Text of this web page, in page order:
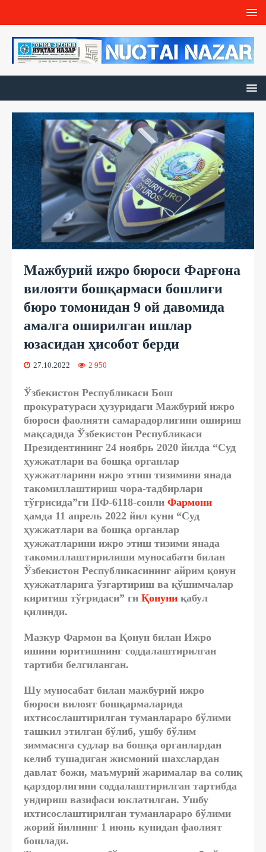
Мажбурий ижро бюроси Фарғона
вилояти бошқармаси бошлиғи
бюро томонидан 9 ой давомида
амалга оширилган ишлар
юзасидан ҳисобот берди
27.10.2022 2 950
Ўзбекистон Республикаси Бош
прокуратураси ҳузуридаги Мажбурий ижро
бюроси фаолияти самарадорлигини ошириш
мақсадида Ўзбекистон Республикаси
Президентининг 24 ноябрь 2020 йилда “Суд
ҳужжатлари ва бошқа органлар
ҳужжатларини ижро этиш тизимини янада
такомиллаштириш чора-тадбирлари
тўғрисида”ги ПФ-6118-сонли Фармони
ҳамда 11 апрель 2022 йил куни “Суд
ҳужжатлари ва бошқа органлар
ҳужжатларини ижро этиш тизими янада
такомиллаштирилиши муносабати билан
Ўзбекистон Республикасининг айрим қонун
ҳужжатларига ўзгартириш ва қўшимчалар
киритиш тўғридаси” ги Қонуни қабул
қилинди.
Мазкур Фармон ва Қонун билан Ижро
ишини юритишнинг соддалаштирилган
тартиби белгиланган.
Шу муносабат билан мажбурий ижро
бюроси вилоят бошқармаларида
ихтисослаштирилган туманлараро бўлими
ташкил этилган бўлиб, ушбу бўлим
зиммасига судлар ва бошқа органлардан
келиб тушадиган жисмоний шахслардан
давлат божи, маъмурий жарималар ва солиқ
қарздорлигини соддалаштирилган тартибда
ундириш вазифаси юклатилган. Ушбу
ихтисослаштирилган туманлараро бўлими
жорий йилнинг 1 июнь кунидан фаолият
бошлади.